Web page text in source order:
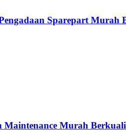
Sparepart Murah
Murah